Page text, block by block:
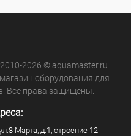
2026 © aquamaster.ru
оборудования для
Все права защищены.
Марта, д.1, строение 12